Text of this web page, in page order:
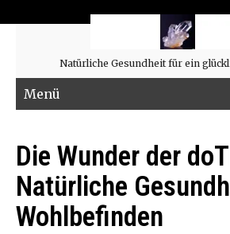
Natürliche Gesundheit für ein
Menü
Die Wunder der
Natürliche
Wohlbefinden